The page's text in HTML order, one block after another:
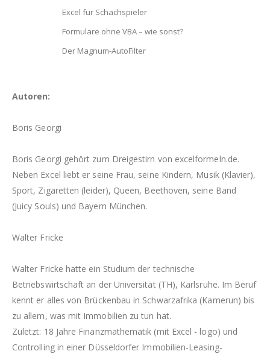
Excel für Schachspieler
Formulare ohne VBA – wie sonst?
Der Magnum-AutoFilter
Autoren:
Boris Georgi
Boris Georgi gehört zum Dreigestirn von excelformeln.de.
Neben Excel liebt er seine Frau, seine Kindern, Musik (Klavier),
Sport, Zigaretten (leider), Queen, Beethoven, seine Band
(Juicy Souls) und Bayern München.
Walter Fricke
Walter Fricke hatte ein Studium der technische
Betriebswirtschaft an der Universität (TH), Karlsruhe. Im Beruf
kennt er alles von Brückenbau in Schwarzafrika (Kamerun) bis
zu allem, was mit Immobilien zu tun hat.
Zuletzt: 18 Jahre Finanzmathematik (mit Excel - logo) und
Controlling in einer Düsseldorfer Immobilien-Leasing-